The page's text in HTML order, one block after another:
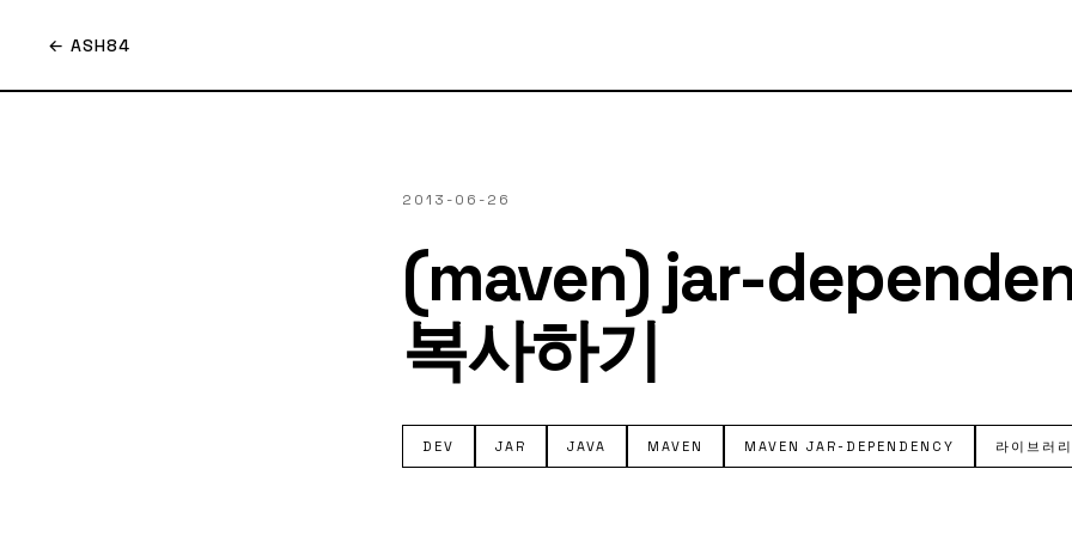
← ASH84
2013-06-26
(maven) jar-
복사하기
DEV JAR JAVA MAVEN MAVEN JAR-DEPENDENCY 라이브러